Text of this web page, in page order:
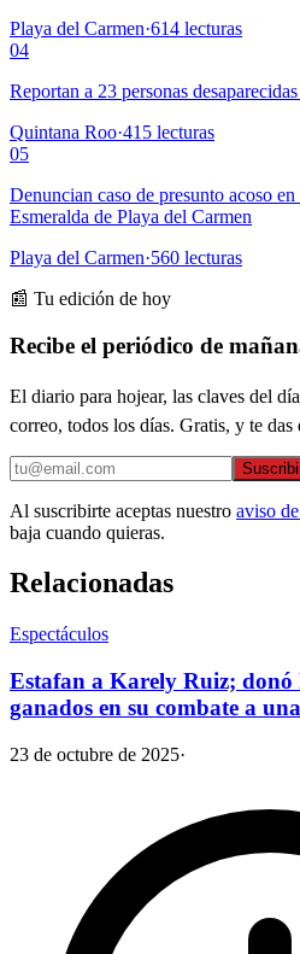
Playa del Carmen·614 lecturas
04
Reportan a 23 personas
Quintana Roo·415 lecturas
05
Denuncian caso de presunto acoso
Esmeralda de Playa del Carmen
Playa del Carmen·560 lecturas
📰 Tu edición de hoy
Recibe el periódico de
El diario para hojear, las claves del
correo, todos los días. Gratis, y te
Al suscribirte aceptas nuestro aviso
baja cuando quieras.
Relacionadas
Espectáculos
Estafan a Karely Ruiz; donó
ganados en su combate a
23 de octubre de 2025·